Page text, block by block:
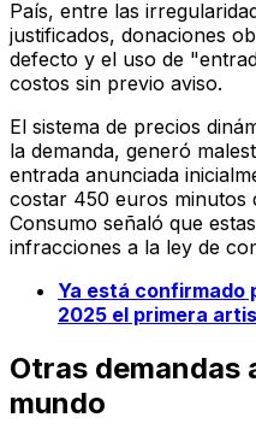
País, entre las
justificados, donaciones
defecto y el uso de
costos sin previo aviso.
El sistema de precios
la demanda, generó
entrada anunciada
costar 450 euros minutos
Consumo señaló que
infracciones a la ley de
Ya está confirmado
2025 el primera
Otras demandas
mundo